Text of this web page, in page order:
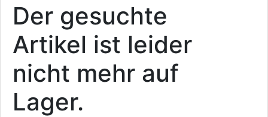
Der gesuchte
Artikel ist leider
nicht mehr auf
Lager.